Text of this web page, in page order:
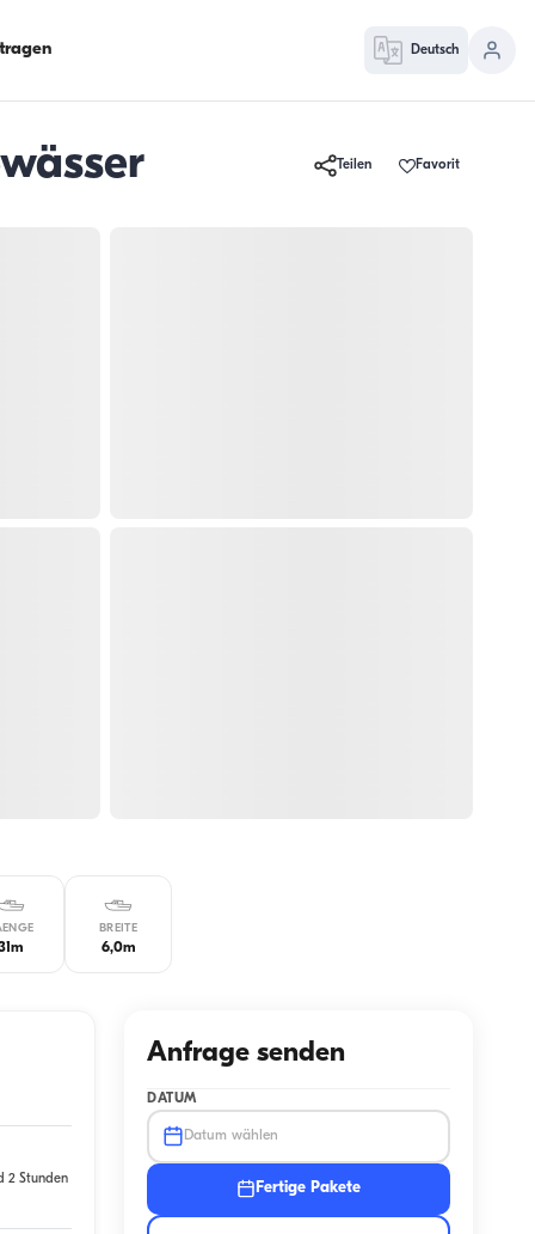
Deutsch
Teilen Favorit
BREITE
6,0m
2 Stunden
Anfrage senden
DATUM
Datum wählen
Fertige Pakete